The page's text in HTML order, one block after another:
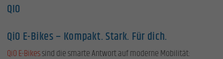
QIO
QiO E-Bikes – Kompakt. Stark. Für dich.
QiO E-Bikessind die smarte Antwort auf moderne Mobilität: